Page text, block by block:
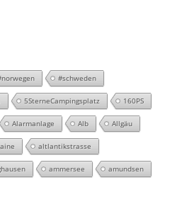
#schweden
5SterneCampingsplatz 160PS
Alarmanlage Alb Allgäu
altlantikstrasse
ammersee amundsen